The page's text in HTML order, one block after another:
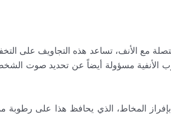
مع الأنف، تساعد هذه التجاويف على
الأنفية مسؤولة أيضاً عن تحديد صوت
المخاط، الذي يحافظ هذا على رطوبة